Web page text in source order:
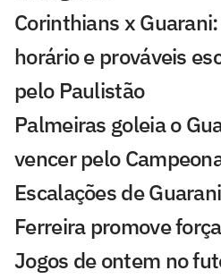
Corinthians x
horário e prováveis
pelo Paulistão
Palmeiras goleia o
vencer pelo
Escalações de
Ferreira promove
Jogos de ontem no